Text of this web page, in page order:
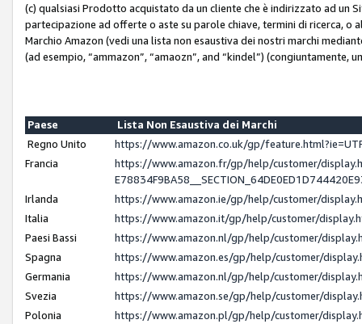
(c) qualsiasi Prodotto acquistato da un cliente che è indirizzato ad un
partecipazione ad offerte o aste su parole chiave, termini di ricerca,
Marchio Amazon (vedi una lista non esaustiva dei nostri marchi
(ad esempio, “ammazon”, “amaozn”, and “kindel”) (congiuntamente,
Paese
Lista Non Esaustiva dei Marchi
Regno Unito
https://www.amazon.co.uk/gp/
Francia
https://www.amazon.fr/gp/help/customer/
Irlanda
https://www.amazon.ie/gp/help/customer/
Italia
https://www.amazon.it/gp/help/customer/
Paesi Bassi
https://www.amazon.nl/gp/help/customer/
Spagna
https://www.amazon.es/gp/help/customer/
Germania
https://www.amazon.nl/gp/help/customer/
Svezia
https://www.amazon.se/gp/help/customer/
Polonia
https://www.amazon.pl/gp/help/customer/